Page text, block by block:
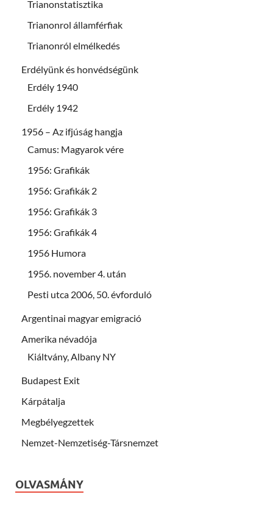
Trianonstatisztika
Trianonrol államférfiak
Trianonról elmélkedés
Erdélyünk és honvédségünk
Erdély 1940
Erdély 1942
1956 – Az ifjúság hangja
Camus: Magyarok vére
1956: Grafikák
1956: Grafikák 2
1956: Grafikák 3
1956: Grafikák 4
1956 Humora
1956. november 4. után
Pesti utca 2006, 50. évforduló
Argentinai magyar emigració
Amerika névadója
Kiáltvány, Albany NY
Budapest Exit
Kárpátalja
Megbélyegzettek
Nemzet-Nemzetiség-Társnemzet
OLVASMÁNY